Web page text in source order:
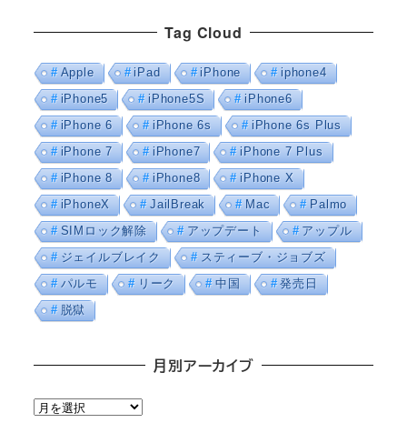
Tag Cloud
Apple iPad iPhone
iphone4
iPhone5
iPhone5S
iPhone6
iPhone 6
iPhone 6s
iPhone 6s Plus
iPhone 7
iPhone7
iPhone 7 Plus
iPhone 8
iPhone8
iPhone X
iPhoneX
JailBreak Mac
Palmo
SIMロック解除
アップデート
アップル
ジェイルブレイク
スティーブ・ジョブズ
パルモ
リーク 中国
発売日
脱獄
月別アーカイブ
月